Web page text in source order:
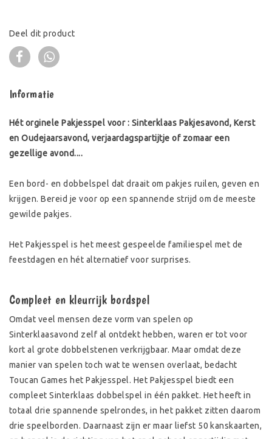
Deel dit product
Informatie
Hét​ orginele Pakjesspel voor : Sinterklaas Pakjesavond, Kerst
en Oudejaarsavond, verjaardagspartijtje of zomaar een
gezellige avond....
Een bord- en dobbelspel dat draait om pakjes ruilen, geven en
krijgen. Bereid je voor op een spannende strijd om de meeste
gewilde pakjes.
Het Pakjesspel is het meest gespeelde familiespel met de
feestdagen en hét alternatief voor surprises.
Compleet en kleurrijk bordspel
Omdat veel mensen deze vorm van spelen op
Sinterklaasavond zelf al ontdekt hebben, waren er tot voor
kort al grote dobbelstenen verkrijgbaar. Maar omdat deze
manier van spelen toch wat te wensen overlaat, bedacht
Toucan Games het Pakjesspel. Het Pakjesspel biedt een
compleet Sinterklaas dobbelspel in één pakket. Het heeft in
totaal drie spannende spelrondes, in het pakket zitten daarom
drie speelborden. Daarnaast zijn er maar liefst 50 kanskaarten,